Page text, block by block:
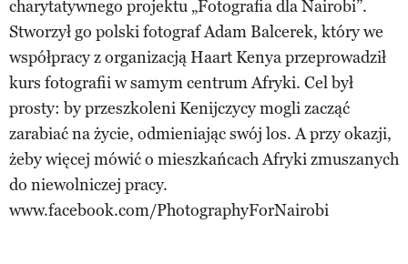
charytatywnego projektu „Fotografia dla Nairobi”.
Stworzył go polski fotograf Adam Balcerek, który we
współpracy z organizacją Haart Kenya przeprowadził
kurs fotografii w samym centrum Afryki. Cel był
prosty: by przeszkoleni Kenijczycy mogli zacząć
zarabiać na życie, odmieniając swój los. A przy okazji,
żeby więcej mówić o mieszkańcach Afryki zmuszanych
do niewolniczej pracy.
www.facebook.com/PhotographyForNairobi